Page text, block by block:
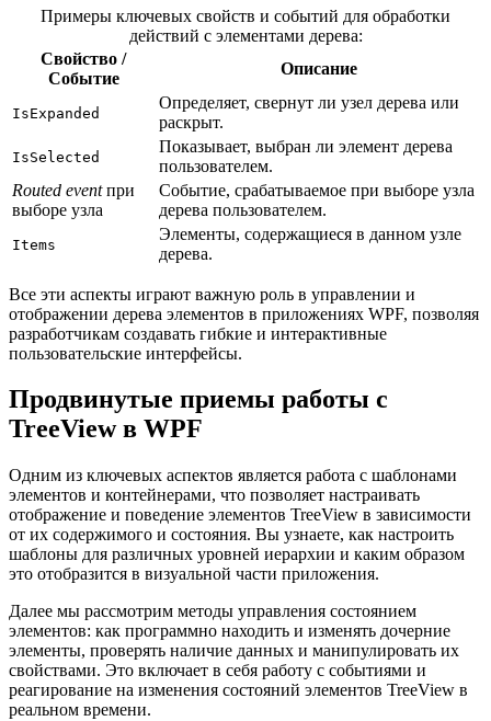
Примеры ключевых свойств и событий для обработки
действий с элементами дерева:
Свойство /
Событие
Описание
IsExpanded
Определяет, свернут ли узел дерева или
раскрыт.
IsSelected
Показывает, выбран ли элемент дерева
пользователем.
Routed eventпри
выборе узла
Событие, срабатываемое при выборе узла
дерева пользователем.
Items
Элементы, содержащиеся в данном узле
дерева.
Все эти аспекты играют важную роль в управлении и
отображении дерева элементов в приложениях WPF, позволяя
разработчикам создавать гибкие и интерактивные
пользовательские интерфейсы.
Продвинутые приемы работы с
TreeView в WPF
Одним из ключевых аспектов является работа с шаблонами
элементов и контейнерами, что позволяет настраивать
отображение и поведение элементов TreeView в зависимости
от их содержимого и состояния. Вы узнаете, как настроить
шаблоны для различных уровней иерархии и каким образом
это отобразится в визуальной части приложения.
Далее мы рассмотрим методы управления состоянием
элементов: как программно находить и изменять дочерние
элементы, проверять наличие данных и манипулировать их
свойствами. Это включает в себя работу с событиями и
реагирование на изменения состояний элементов TreeView в
реальном времени.